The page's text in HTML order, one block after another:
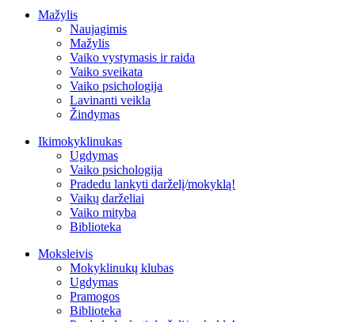
Mažylis
Naujagimis
Mažylis
Vaiko vystymasis ir raida
Vaiko sveikata
Vaiko psichologija
Lavinanti veikla
Žindymas
Ikimokyklinukas
Ugdymas
Vaiko psichologija
Pradedu lankyti darželį/mokyklą!
Vaikų darželiai
Vaiko mityba
Biblioteka
Moksleivis
Mokyklinukų klubas
Ugdymas
Pramogos
Biblioteka